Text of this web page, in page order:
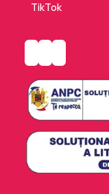
TikTok